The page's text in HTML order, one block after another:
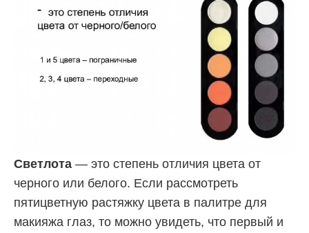
Светлота — это степень отличия цвета от
черного или белого. Если рассмотреть
пятицветную растяжку цвета в палитре для
макияжа глаз, то можно увидеть, что первый и